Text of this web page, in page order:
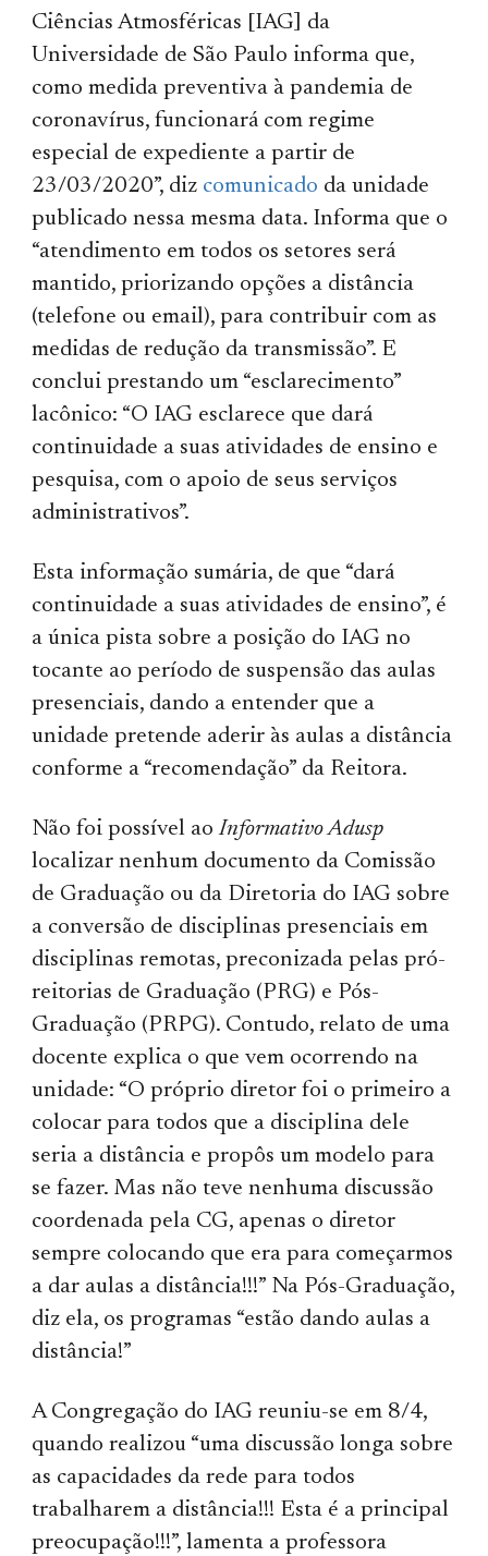
Ciências Atmosféricas [IAG] da
Universidade de São Paulo informa que,
como medida preventiva à pandemia de
coronavírus, funcionará com regime
especial de expediente a partir de
23/03/2020”, diz comunicado da unidade
publicado nessa mesma data. Informa que o
“atendimento em todos os setores será
mantido, priorizando opções a distância
(telefone ou email), para contribuir com as
medidas de redução da transmissão”. E
conclui prestando um “esclarecimento”
lacônico: “O IAG esclarece que dará
continuidade a suas atividades de ensino e
pesquisa, com o apoio de seus serviços
administrativos”.
Esta informação sumária, de que “dará
continuidade a suas atividades de ensino”, é
a única pista sobre a posição do IAG no
tocante ao período de suspensão das aulas
presenciais, dando a entender que a
unidade pretende aderir às aulas a distância
conforme a “recomendação” da Reitora.
Não foi possível aoInformativo Adusp
localizar nenhum documento da Comissão
de Graduação ou da Diretoria do IAG sobre
a conversão de disciplinas presenciais em
disciplinas remotas, preconizada pelas pró-
reitorias de Graduação (PRG) e Pós-
Graduação (PRPG). Contudo, relato de uma
docente explica o que vem ocorrendo na
unidade: “O próprio diretor foi o primeiro a
colocar para todos que a disciplina dele
seria a distância e propôs um modelo para
se fazer. Mas não teve nenhuma discussão
coordenada pela CG, apenas o diretor
sempre colocando que era para começarmos
a dar aulas a distância!!!” Na Pós-Graduação,
diz ela, os programas “estão dando aulas a
distância!”
A Congregação do IAG reuniu-se em 8/4,
quando realizou “uma discussão longa sobre
as capacidades da rede para todos
trabalharem a distância!!! Esta é a principal
preocupação!!!”, lamenta a professora